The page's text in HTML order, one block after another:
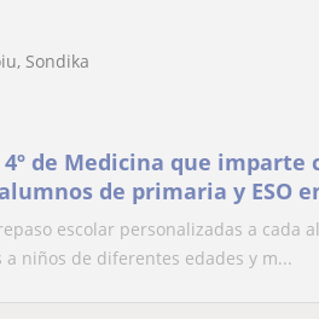
Sondika
de Medicina que imparte
de primaria y ESO
escolar personalizadas a cada
niños de diferentes edades y m...